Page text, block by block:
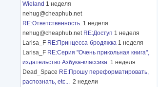
Wieland 1 неделя
nehug@cheaphub.net
RE:Ответственность. 1 неделя
nehug@cheaphub.net RE:Доступ 1 неделя
Larisa_F RE:Принцесса-бродяжка 1 неделя
Larisa_F RE:Серия "Очень прикольная книга",
издательство Азбука-классика 1 неделя
Dead_Space RE:Прошу переформатировать,
распознать, etc... 2 недели